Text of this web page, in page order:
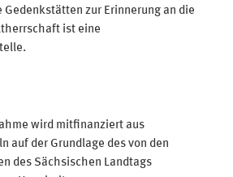
zur Erinnerung an die
ist eine
wird mitfinanziert aus
auf der Grundlage des von den
des Sächsischen Landtags